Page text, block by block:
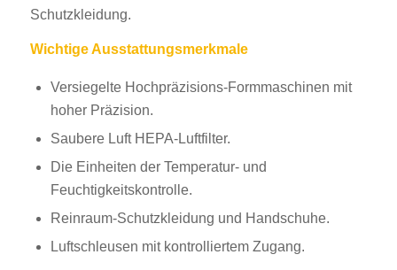
Schutzkleidung.
Wichtige Ausstattungsmerkmale
Versiegelte Hochpräzisions-Formmaschinen mit
hoher Präzision.
Saubere Luft HEPA-Luftfilter.
Die Einheiten der Temperatur- und
Feuchtigkeitskontrolle.
Reinraum-Schutzkleidung und Handschuhe.
Luftschleusen mit kontrolliertem Zugang.